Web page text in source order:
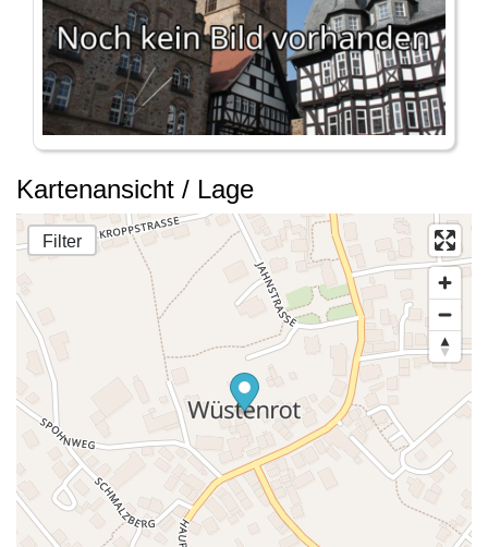
Kartenansicht / Lage
Filter